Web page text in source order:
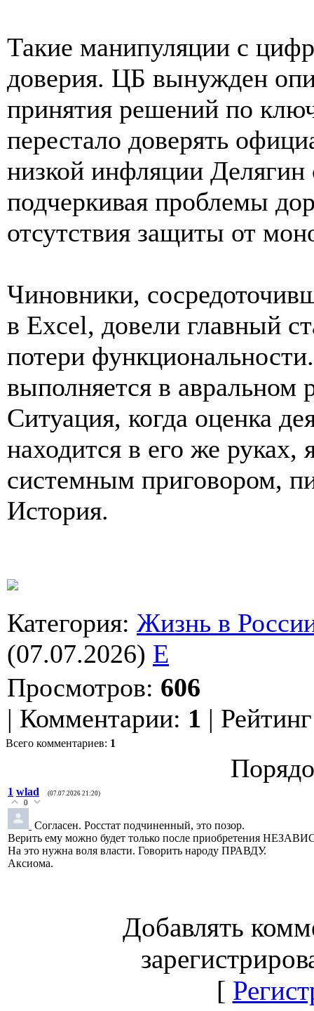
Такие манипуляции с
доверия. ЦБ вынужден
принятия решений по
перестало доверять
низкой инфляции
подчеркивая проблемы
отсутствия защиты от
Чиновники,
в Excel, довели главный
потери
выполняется в
Ситуация, когда оценка
находится в его же руках,
системным приговором,
История.
Категория: Жизнь в
(07.07.2026) E
Просмотров: 606
| Комментарии: 1 | Рейтинг
Всего комментариев: 1
1 wlad (07.07.2026 21:20)
0
Согласен. Росстат подчиненный, это позор.
Верить ему можно будет только после приобретения
На это нужна воля власти. Говорить народу ПРАВДУ.
Аксиома.
Добавлять
[